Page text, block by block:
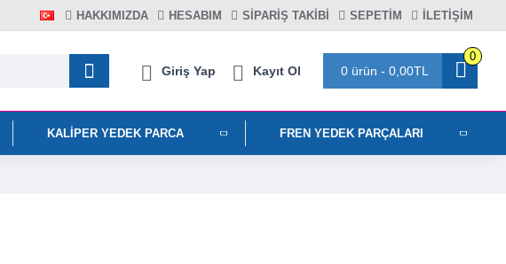
HAKKIMIZDA HESABIM SIPARIŞ TAKIBI SEPETIM İLETİŞİM
Giriş Yap Kayıt Ol 0 ürün - 0,00TL
0
KALIPER YEDEK PARCA FREN YEDEK PARÇALARI